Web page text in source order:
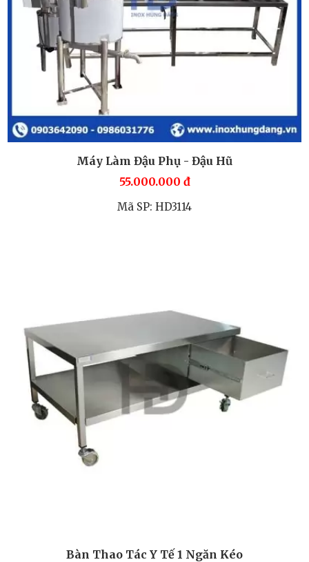
Máy Làm Đậu Phụ - Đậu Hũ
55.000.000 đ
Mã SP: HD3114
Bàn Thao Tác Y Tế 1 Ngăn Kéo